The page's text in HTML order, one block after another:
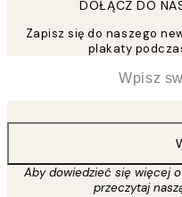
DOŁĄCZ DO
Zapisz się do naszego
plakaty
Aby dowiedzieć się więcej
przeczytaj